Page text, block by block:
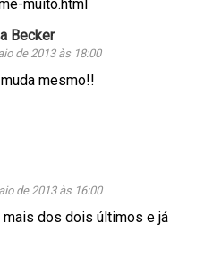
muito.html
Becker
de 2013 às 18:00
muda mesmo!!
de 2013 às 16:00
dos dois últimos e já